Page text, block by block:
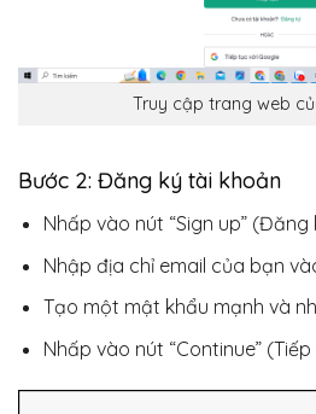
Truy cập trang web
Bước 2: Đăng ký tài khoản
Nhấp vào nút “Sign up” (Đăng
Nhập địa chỉ email của bạn
Tạo một mật khẩu mạnh và
Nhấp vào nút “Continue”